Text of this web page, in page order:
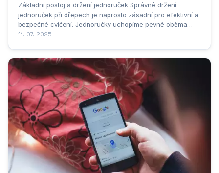
Základní postoj a držení jednoruček Správné držení
jednoruček při dřepech je naprosto zásadní pro efektivní a
bezpečné cvičení. Jednoručky uchopíme pevně oběma
rukama po stranách těla, přičemž paže jsou volně
11. 07. 2025